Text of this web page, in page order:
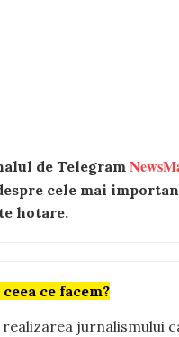
de Telegram
cele mai
hotare.
ce facem?
jurnalismului